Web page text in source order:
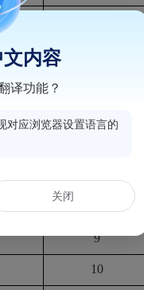
9
10
内容
译功能？
对应浏览器设置语言的
关闭